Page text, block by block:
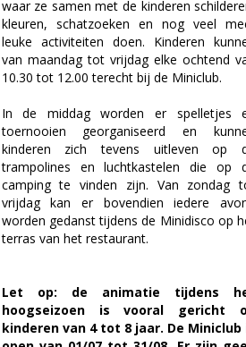
waar ze samen met de kinderen
kleuren, schatzoeken en nog veel
leuke activiteiten doen. Kinderen
van maandag tot vrijdag elke ochtend
10.30 tot 12.00 terecht bij de Miniclub.
In de middag worden er spelletjes
toernooien georganiseerd en
kinderen zich tevens uitleven op
trampolines en luchtkastelen die op
camping te vinden zijn. Van zondag
vrijdag kan er bovendien iedere
worden gedanst tijdens de Minidisco op
terras van het restaurant.
Let op: de animatie tijdens
hoogseizoen is vooral gericht
kinderen van 4 tot 8 jaar. De Miniclub